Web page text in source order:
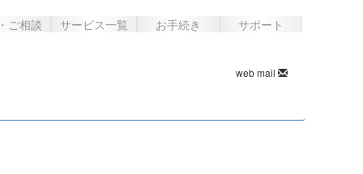
ご相談 サービス一覧 お手続き サポート
web mail